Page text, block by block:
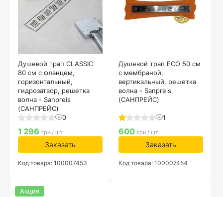
Душевой трап CLASSIC
80 см с фланцем,
горизонтальный,
гидрозатвор, решетка
волна - Sanpreis
(САНПРЕЙС)
0
1 296 грн / шт
Заказать
Код товара: 100007453
Душевой трап ECO 50 см
с мембраной,
вертикальный, решетка
волна - Sanpreis
(САНПРЕЙС)
1
600 грн / шт
Заказать
Код товара: 100007454
Акция